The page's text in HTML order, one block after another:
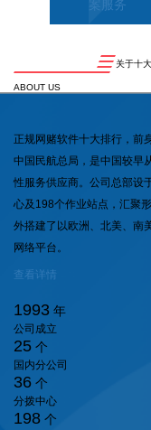
案服务
关于十
ABOUT US
正规网赌软件十大排行，前
中国民航总局，是中国较早
性服务供应商。公司总部设
心及198个作业站点，汇聚
外搭建了以欧洲、北美、南
网络平台。
查看详情
1993 年
公司成立
25 个
国内分公司
36 个
分拨中心
198 个